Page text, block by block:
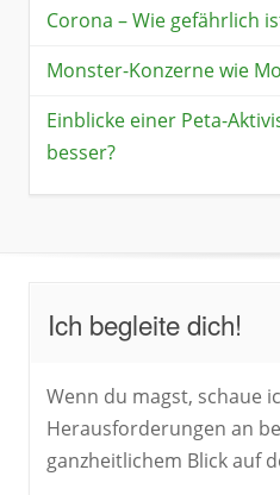
Corona – Wie gefährlich
Monster-Konzerne wie
Einblicke einer Peta-
besser?
Ich begleite dich!
Wenn du magst, schaue
Herausforderungen an
ganzheitlichem Blick auf